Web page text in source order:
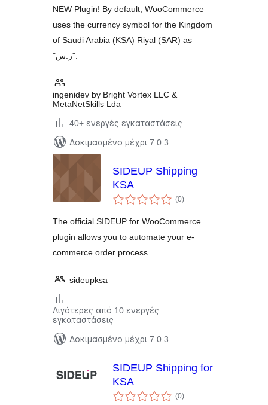
السعودي
NEW Plugin! By default, WooCommerce
uses the currency symbol for the Kingdom
of Saudi Arabia (KSA) Riyal (SAR) as
"ر.س".
ingenidev by Bright Vortex LLC &
MetaNetSkills Lda
40+ ενεργές εγκαταστάσεις
Δοκιμασμένο μέχρι 7.0.3
SIDEUP Shipping
KSA
(0αξιολογήσεις
σύνολο
)
The official SIDEUP for WooCommerce
plugin allows you to automate your e-
commerce order process.
sideupksa
Λιγότερες από 10 ενεργές
εγκαταστάσεις
Δοκιμασμένο μέχρι 7.0.3
SIDEUP Shipping for
KSA
(0αξιολογήσεις
σύνολο
)